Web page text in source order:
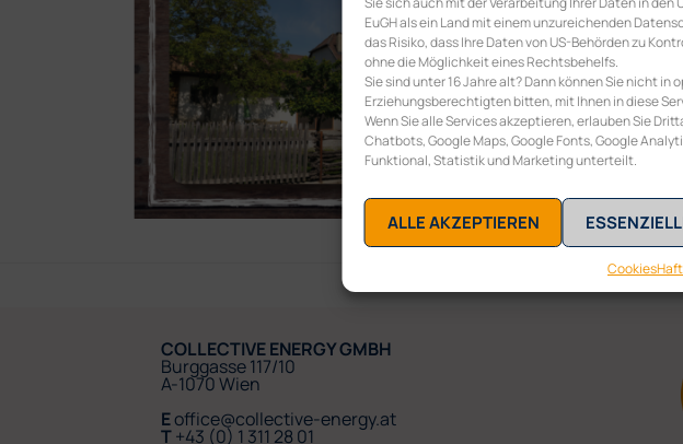
EuGH als ein Land mit einem unzureichenden
das Risiko, dass Ihre Daten von US-Behörden zu
ohne die Möglichkeit eines Rechtsbehelfs.
Sie sind unter 16 Jahre alt? Dann können Sie nicht
Erziehungsberechtigten bitten, mit Ihnen in diese
Wenn Sie alle Services akzeptieren, erlauben Sie
Chatbots, Google Maps, Google Fonts, Google
Funktional, Statistik und Marketing unterteilt.
ALLE AKZEPTIEREN
Cookies
COLLECTIVE ENERGY GMBH
Burggasse 117/10
A-1070 Wien
Eoffice@collective-energy.at
T+43 (0) 1 311 28 01